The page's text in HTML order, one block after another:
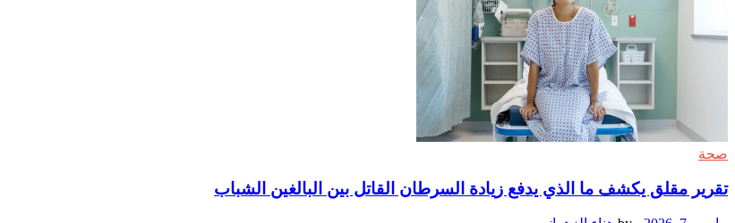
صحة
تقرير مقلق يكشف ما الذي يدفع زيادة السرطان القاتل بين البالغين الشباب